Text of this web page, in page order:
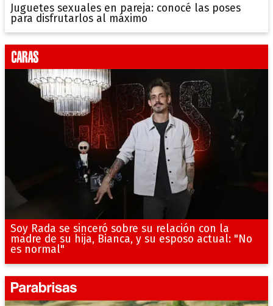
Juguetes sexuales en pareja: conocé las poses
para disfrutarlos al máximo
Soy Rada se sinceró sobre su relación con la
madre de su hija, Bianca, y su esposo actual: "No
es normal"